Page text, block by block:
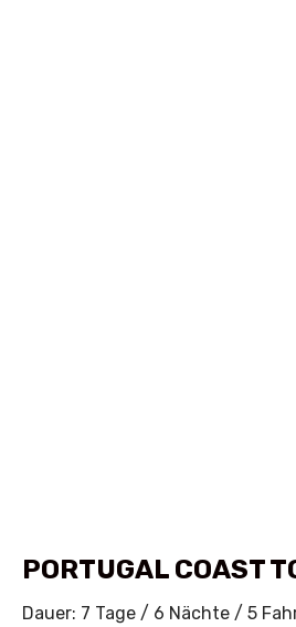
PORTUGAL COAST
Dauer: 7 Tage / 6 Nächte / 5